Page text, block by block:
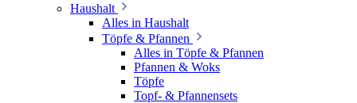
Haushalt
Alles in Haushalt
Töpfe & Pfannen
Alles in Töpfe & Pfannen
Pfannen & Woks
Töpfe
Topf- & Pfannensets